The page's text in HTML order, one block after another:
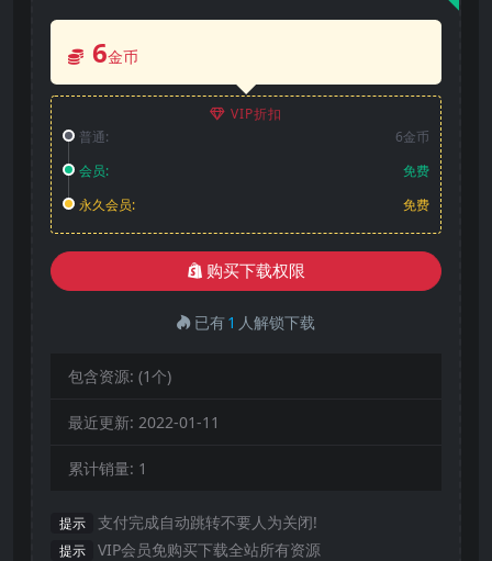
6金币
VIP折扣
普通:
6金币
会员:
免费
永久会员:
免费
购买下载权限
已有1 人解锁下载
包含资源: (1个)
最近更新: 2022-01-11
累计销量: 1
提示 支付完成自动跳转不要人为关闭!
提示
VIP会员免购买下载全站所有资源